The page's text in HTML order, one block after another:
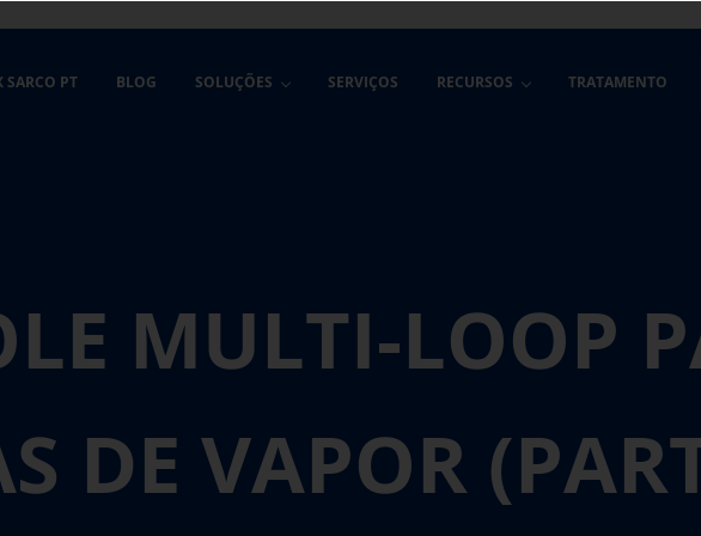
SARCO PT BLOG SOLUÇÕES SERVIÇOS RECURSOS TRATAMENTO
MULTI-LOOP
DE VAPOR